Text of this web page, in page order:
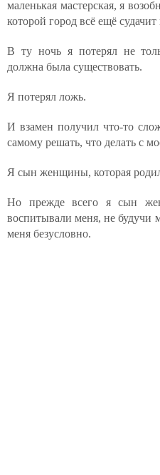
маленькая мастерская, я
которой город всё ещё
В ту ночь я потерял не
должна была существовать.
Я потерял ложь.
И взамен получил что-то
самому решать, что делать с
Я сын женщины, которая
Но прежде всего я сын
воспитывали меня, не
меня безусловно.